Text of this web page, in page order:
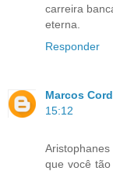
carreira
eterna.
Responder
Marcos
15:12
que você